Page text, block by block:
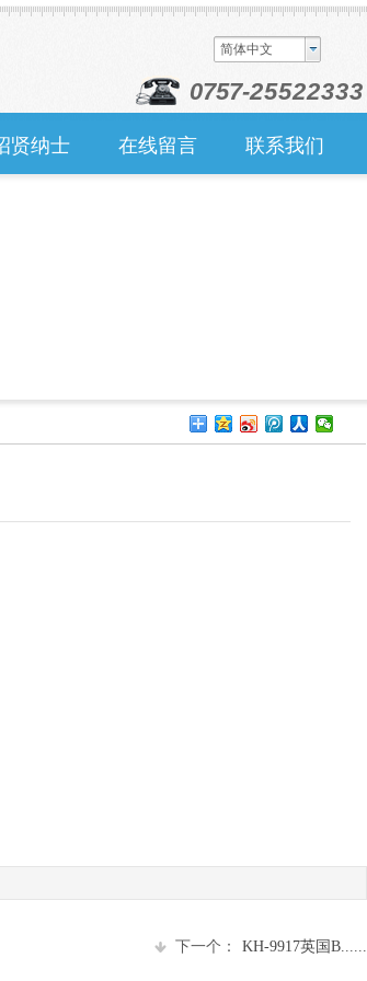
简体中文
0757-25522333
贤纳士 在线留言 联系我们
下一个： KH-9917英国B......